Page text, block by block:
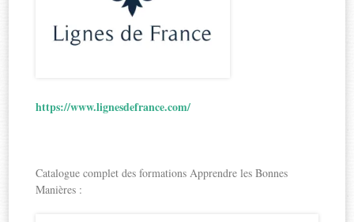
https://www.lignesdefrance.com/
Catalogue complet des formations Apprendre les Bonnes
Manières :